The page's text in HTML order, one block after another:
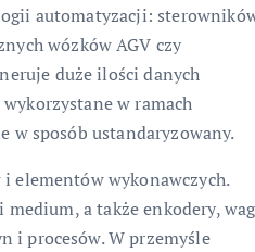
automatyzacji:
wózków AGV czy
duże ilości danych
w ramach
w sposób ustandaryzowany.
elementów wykonawczych.
a także enkodery,
i procesów. W przemyśle